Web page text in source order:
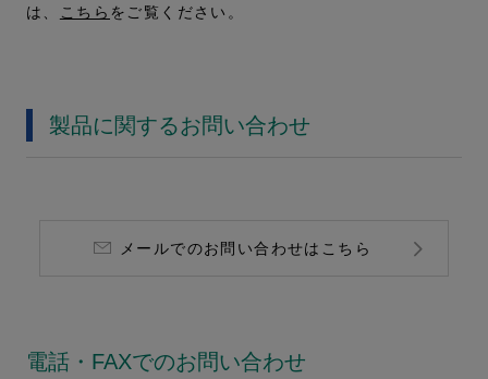
は、
こちら をご覧ください。
製品に関するお問い合わせ
メールでのお問い合わせはこちら
電話・FAXでのお問い合わせ